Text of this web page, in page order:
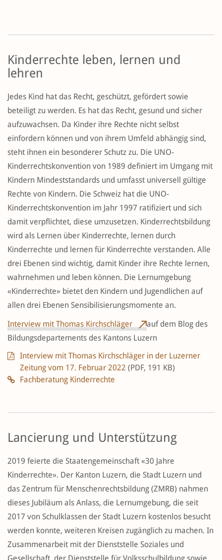
Kinderrechte leben, lernen und
lehren
Jedes Kind hat das Recht, geschützt, gefördert sowie
beteiligt zu werden. Es hat das Recht, gesund und sicher
aufzuwachsen. Da Kinder ihre Rechte nicht selbst
einfordern können und von ihrem Umfeld abhängig sind,
steht ihnen ein besonderer Schutz zu. Die UNO-
Kinderrechtskonvention von 1989 definiert im Umgang mit
Kindern Mindeststandards und umfasst universell gültige
Rechte von Kindern. Die Schweiz hat die UNO-
Kinderrechtskonvention im Jahr 1997 ratifiziert und sich
damit verpflichtet, diese umzusetzen. Kinderrechtsbildung
wird als Lernen über Kinderrechte, lernen durch
Kinderrechte und lernen für Kinderrechte verstanden. Alle
drei Ebenen sind wichtig, damit Kinder ihre Rechte lernen,
wahrnehmen und leben können. Die Lernumgebung
«Kinderrechte» bietet den Kindern und Jugendlichen auf
allen drei Ebenen Sensibilisierungsmomente an.
Interview mit Thomas Kirchschläger
auf dem Blog des
Bildungsdepartements des Kantons Luzern
Interview mit Thomas Kirchschläger in der Luzerner
Zeitung vom 17. Februar 2022 (PDF, 191 KB)
Fachberatung Kinderrechte
Lancierung und Unterstützung
2019 feierte die Staatengemeinschaft «30 Jahre
Kinderrechte». Der Kanton Luzern, die Stadt Luzern und
das Zentrum für Menschenrechtsbildung (ZMRB) nahmen
dieses Jubiläum als Anlass, die Lernumgebung, die seit
2017 von Schulklassen der Stadt Luzern kostenlos besucht
werden konnte, weiteren Kreisen zugänglich zu machen. In
Zusammenarbeit mit der Dienststelle Soziales und